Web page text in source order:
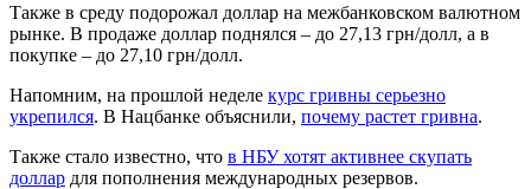
Также в среду подорожал доллар на межбанковском валютном
рынке. В продаже доллар поднялся – до 27,13 грн/долл, а в
покупке – до 27,10 грн/долл.
Напомним, на прошлой неделе курс гривны серьезно
укрепился. В Нацбанке объяснили, почему растет гривна.
Также стало известно, что в НБУ хотят активнее скупать
доллар для пополнения международных резервов.